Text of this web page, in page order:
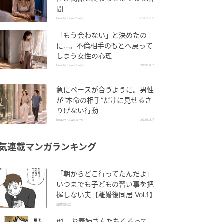
間
beauty news tokyo 2026.8.6
「もう会わない」と決めたの
に…。不倫相手のもとへ戻って
しまう女性の心理
beauty news tokyo 2026.8.7
急にペースが合うように。男性
が“本命の相手”だけに見せるさ
りげない行動
beauty news tokyo 2026.8.7
連載マンガランキング
「朝からどこ行ってたんだよ」
いつまでも子どもの習い事を把
握しない夫【離婚後同居 Vol.1】
離婚後同居